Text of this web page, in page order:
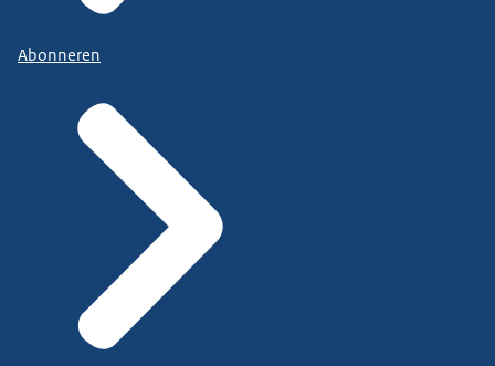
Abonneren